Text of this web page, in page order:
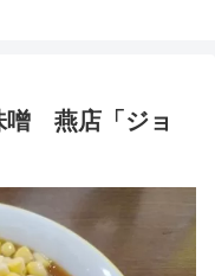
噌 燕店「ジョ